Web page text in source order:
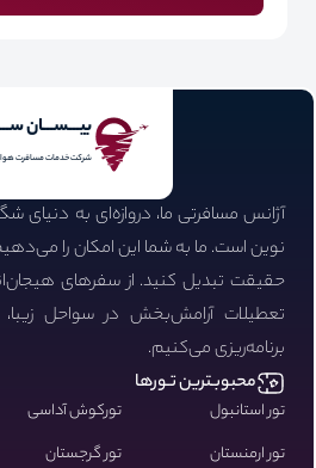
بیـــســـان
شرکت خدمات مسافرت
آژانس مسافرتی ما، دروازه‌ای به دنیای
نوین است. ما به شما این امکان را
حقیقت تبدیل کنید. از سفرهای
تعطیلات آرامش‌بخش در سواحل زیبا،
برنامه‌ریزی می‌کنیم.
محبوبـترین تـورها
تور استانبول تورکوش آداسی
تور ارمنستان
تور گرجستان